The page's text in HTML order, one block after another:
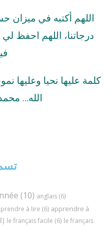
اللهم أكتبه في ميزان
درجاتنا، اللهم احفظ
كلمة عليها نحيا وعليها
الله…
(10) anglais (6)
à lire (6) apprendre à
le français facile (6) le français